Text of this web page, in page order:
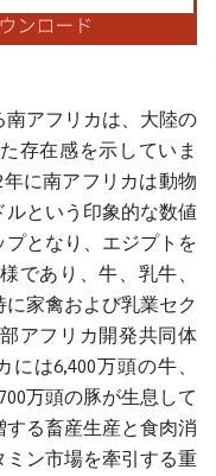
アフリカは、大陸の
存在感を示していま
に南アフリカは動物
ルという印象的な数値
となり、エジプトを
であり、牛、乳牛、
家禽および乳業セク
アフリカ開発共同体
には6,400万頭の牛、
万頭の豚が生息して
る畜産生産と食肉消
ン市場を牽引する重